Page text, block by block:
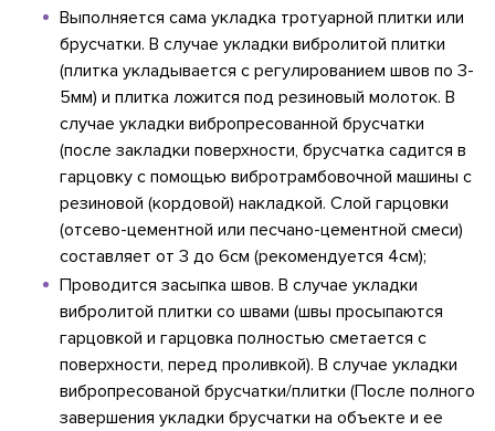
Выполняется сама укладка тротуарной плитки или
брусчатки. В случае укладки вибролитой плитки
(плитка укладывается с регулированием швов по 3-
5мм) и плитка ложится под резиновый молоток. В
случае укладки вибропресованной брусчатки
(после закладки поверхности, брусчатка садится в
гарцовку с помощью вибротрамбовочной машины с
резиновой (кордовой) накладкой. Слой гарцовки
(отсево-цементной или песчано-цементной смеси)
составляет от 3 до 6см (рекомендуется 4см);
Проводится засыпка швов. В случае укладки
вибролитой плитки со швами (швы просыпаются
гарцовкой и гарцовка полностью сметается с
поверхности, перед проливкой). В случае укладки
вибропресованой брусчатки/плитки (После полного
завершения укладки брусчатки на объекте и ее